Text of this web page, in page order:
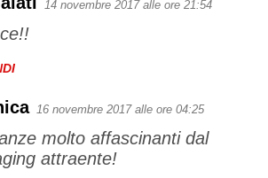
14 novembre 2017 alle ore 21:54
16 novembre 2017 alle ore 04:25
molto affascinanti dal
attraente!